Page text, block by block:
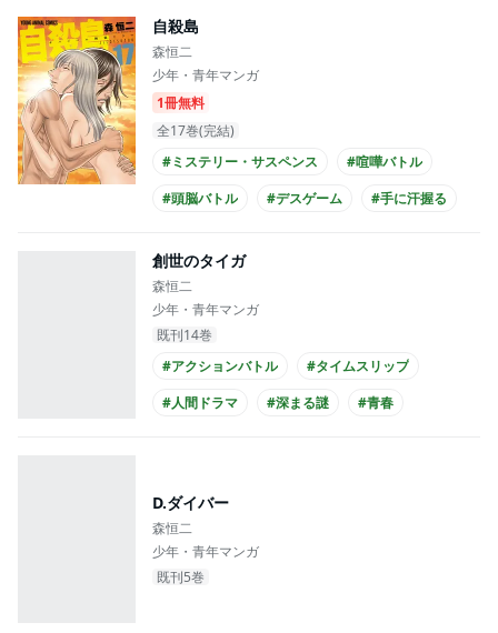
自殺島
森恒二
少年・青年マンガ
1冊無料
全17巻(完結)
#ミステリー・サスペンス
#喧嘩バトル
#頭脳バトル
#デスゲーム
#手に汗握る
#心の闇
#ニート
創世のタイガ
森恒二
少年・青年マンガ
既刊14巻
#アクションバトル
#タイムスリップ
#人間ドラマ
#深まる謎
#青春
D.ダイバー
森恒二
少年・青年マンガ
既刊5巻